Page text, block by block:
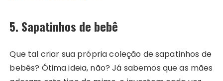
5. Sapatinhos de bebê
Que tal criar sua própria coleção de sapatinhos de
bebês? Ótima ideia, não? Já sabemos que as mães